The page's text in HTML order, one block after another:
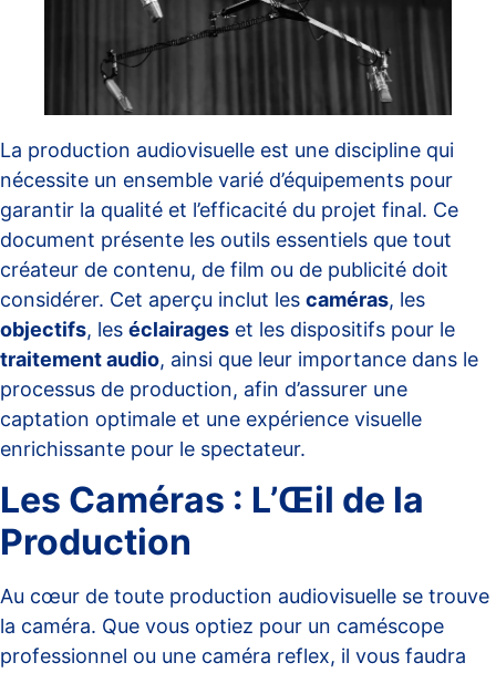
La production audiovisuelle est une discipline qui
nécessite un ensemble varié d’équipements pour
garantir la qualité et l’efficacité du projet final. Ce
document présente les outils essentiels que tout
créateur de contenu, de film ou de publicité doit
considérer. Cet aperçu inclut les caméras, les
objectifs, les éclairages et les dispositifs pour le
traitement audio, ainsi que leur importance dans le
processus de production, afin d’assurer une
captation optimale et une expérience visuelle
enrichissante pour le spectateur.
Les Caméras : L’Œil de la
Production
Au cœur de toute production audiovisuelle se trouve
la caméra. Que vous optiez pour un caméscope
professionnel ou une caméra reflex, il vous faudra